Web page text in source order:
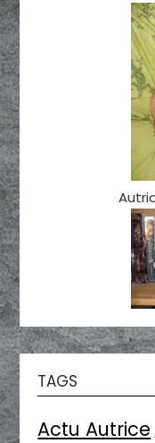
TAGS
Actu Autrice